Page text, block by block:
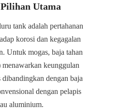
Utama
tank adalah pertahanan
korosi dan kegagalan
Untuk mogas, baja tahan
menawarkan keunggulan
dibandingkan dengan baja
dengan pelapis
aluminium.